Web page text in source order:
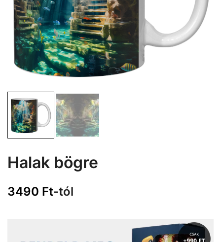
Halak bögre
3490 Ft-tól